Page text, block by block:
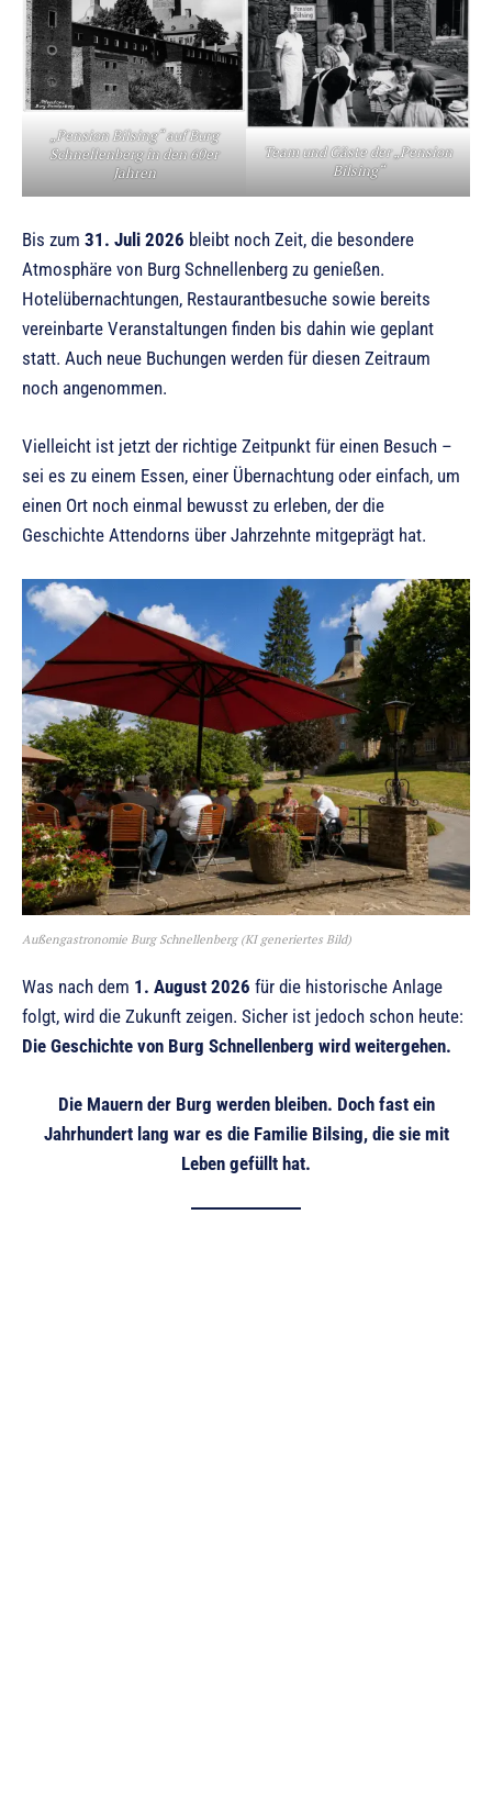
„Pension Bilsing“ auf Burg
Schnellenberg in den 60er
Jahren
Team und Gäste der „Pension
Bilsing“
Bis zum 31. Juli 2026 bleibt noch Zeit, die besondere
Atmosphäre von Burg Schnellenberg zu genießen.
Hotelübernachtungen, Restaurantbesuche sowie bereits
vereinbarte Veranstaltungen finden bis dahin wie geplant
statt. Auch neue Buchungen werden für diesen Zeitraum
noch angenommen.
Vielleicht ist jetzt der richtige Zeitpunkt für einen Besuch –
sei es zu einem Essen, einer Übernachtung oder einfach, um
einen Ort noch einmal bewusst zu erleben, der die
Geschichte Attendorns über Jahrzehnte mitgeprägt hat.
Außengastronomie Burg Schnellenberg (KI generiertes Bild)
Was nach dem 1. August 2026 für die historische Anlage
folgt, wird die Zukunft zeigen. Sicher ist jedoch schon heute:
Die Geschichte von Burg Schnellenberg wird weitergehen.
Die Mauern der Burg werden bleiben. Doch fast ein
Jahrhundert lang war es die Familie Bilsing, die sie mit
Leben gefüllt hat.